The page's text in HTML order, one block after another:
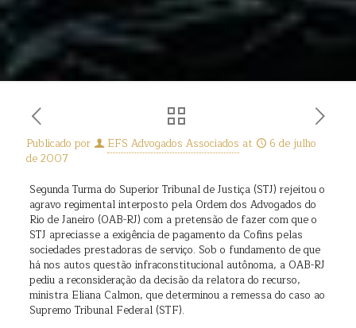
Publicado por EFS Advogados Associados at
6 de julho
de 2007
Segunda Turma do Superior Tribunal de Justiça (STJ) rejeitou o
agravo regimental interposto pela Ordem dos Advogados do
Rio de Janeiro (OAB-RJ) com a pretensão de fazer com que o
STJ apreciasse a exigência de pagamento da Cofins pelas
sociedades prestadoras de serviço. Sob o fundamento de que
há nos autos questão infraconstitucional autônoma, a OAB-RJ
pediu a reconsideração da decisão da relatora do recurso,
ministra Eliana Calmon, que determinou a remessa do caso ao
Supremo Tribunal Federal (STF).